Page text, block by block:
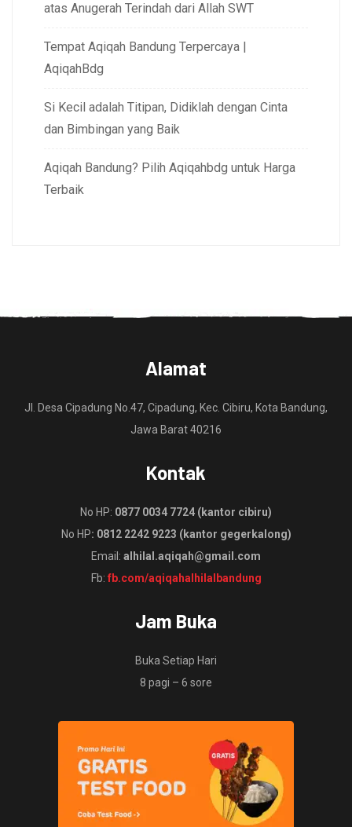
atas Anugerah Terindah dari Allah SWT
Tempat Aqiqah Bandung Terpercaya |
AqiqahBdg
Si Kecil adalah Titipan, Didiklah dengan Cinta
dan Bimbingan yang Baik
Aqiqah Bandung? Pilih Aqiqahbdg untuk Harga
Terbaik
Alamat
Jl. Desa Cipadung No.47, Cipadung, Kec. Cibiru, Kota Bandung,
Jawa Barat 40216
Kontak
No HP: 0877 0034 7724 (kantor cibiru)
No HP: 0812 2242 9223 (kantor gegerkalong)
Email: alhilal.aqiqah@gmail.com
Fb: fb.com/aqiqahalhilalbandung
Jam Buka
Buka Setiap Hari
8 pagi – 6 sore